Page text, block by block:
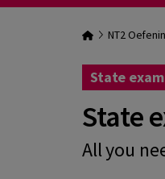
NT2
State exam
State
All you